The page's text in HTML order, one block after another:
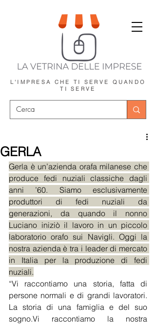
L'IMPRESA CHE TI SERVE QUANDO
TI SERVE
GERLA
Gerla è un’azienda orafa milanese che
produce fedi nuziali classiche dagli
anni ’60. Siamo esclusivamente
produttori di fedi nuziali da
generazioni, da quando il nonno
Luciano iniziò il lavoro in un piccolo
laboratorio orafo sui Navigli. Oggi la
nostra azienda è tra i leader di mercato
in Italia per la produzione di fedi
nuziali.
“Vi raccontiamo una storia, fatta di
persone normali e di grandi lavoratori.
La storia di una famiglia e del suo
sogno.Vi raccontiamo la nostra